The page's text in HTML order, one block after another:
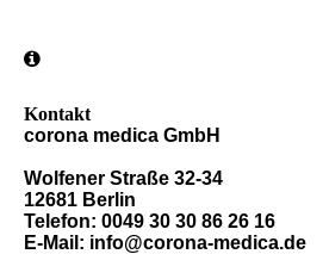
Kontakt
corona medica GmbH
Wolfener Straße 32-34
12681 Berlin
Telefon: 0049 30 30 86 26 16
E-Mail: info@corona-medica.de